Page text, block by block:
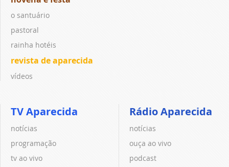
o santuário
pastoral
rainha hotéis
revista de aparecida
vídeos
TV Aparecida
notícias
programação
tv ao vivo
Rádio Aparecida
notícias
ouça ao vivo
podcast